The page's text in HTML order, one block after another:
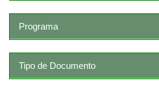
Programa
Tipo de Documento